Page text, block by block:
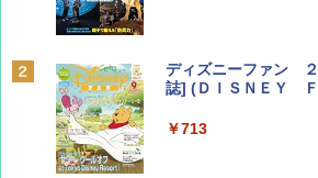
ディズニーファン
誌] (ＤＩＳＮＥＹ
￥713